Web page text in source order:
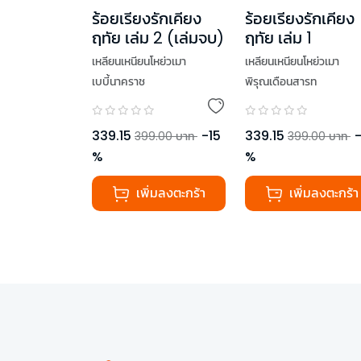
ร้อยเรียงรักเคียง
ฤทัย เล่ม 2 (เล่มจบ)
เหลียนเหนียนโหย่วเมา
เบบี้นาคราช
339.15 399.00 บาท -15
%
เพิ่มลงตะกร้า
ร้อยเรียงรักเคียง
ฤทัย เล่ม 1
เหลียนเหนียนโหย่วเมา
พิรุณเดือนสารท
339.15 399.00 บาท -
%
เพิ่มลงตะกร้า